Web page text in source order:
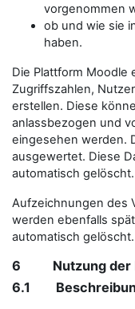
vorgenommen
ob und wie sie
haben.
Die Plattform Moodle
Zugriffszahlen,
erstellen. Diese
anlassbezogen und
eingesehen werden.
ausgewertet. Diese
automatisch gelöscht.
Aufzeichnungen des
werden ebenfalls
automatisch gelöscht.
6 Nutzung der
6.1